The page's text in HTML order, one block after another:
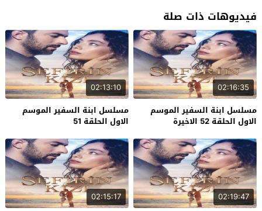
فيديوهات ذات صلة
02:16:35
مسلسل ابنة السفير الموسم
الاول الحلقة 52 الاخيرة
02:13:10
مسلسل ابنة السفير الموسم
الاول الحلقة 51
02:19:47
02:15:17